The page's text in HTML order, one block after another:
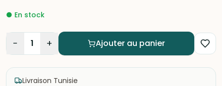
● En stock
− 1 + Ajouter au panier
Livraison Tunisie